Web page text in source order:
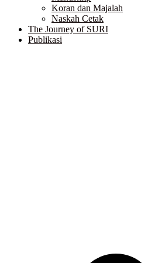
Koran dan Majalah
Naskah Cetak
The Journey of SURI
Publikasi